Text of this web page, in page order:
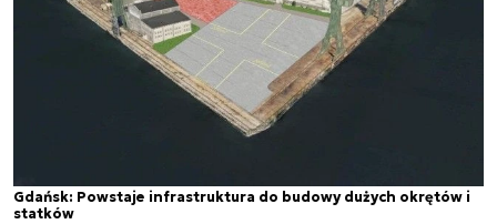
Gdańsk: Powstaje infrastruktura do budowy dużych okrętów i
statków